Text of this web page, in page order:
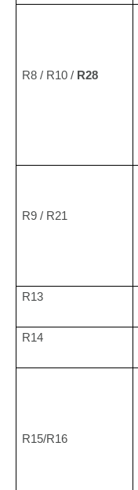
R8 / R10 / R28
R9 / R21
R13
R14
R15/R16